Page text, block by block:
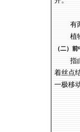
有
植
（二）前
指
着丝点
一极移